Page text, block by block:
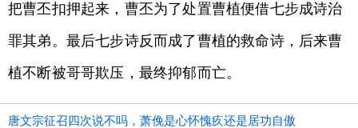
把曹丕扣押起来，曹丕为了处置曹植便借七步成诗治
罪其弟。最后七步诗反而成了曹植的救命诗，后来曹
植不断被哥哥欺压，最终抑郁而亡。
唐文宗征召四次说不吗，萧俛是心怀愧疚还是居功自傲